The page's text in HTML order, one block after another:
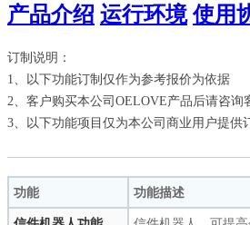
产品介绍 运行环境 使用
订制说明：
1、以下功能订制仅作为参考报价为依据
2、客户购买本公司OELOVE产品后请咨
3、以下功能项目仅为本公司商业用户提供
功能 功能描述